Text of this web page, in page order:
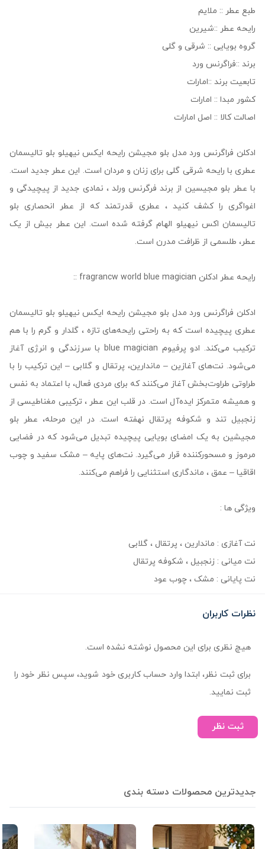
طبع عطر :: ملایم
رایحه عطر ::شیرین
گروه بویایی :: شرقی و گلی
برند ::فراگرنس ورد
تابعیت برند ::امارات
کشور مبدا :: امارات
اصالت کالا :: اصل امارات
ادکلن فراگرنس ورد مدل بلو مجیشن رایحه ایکس نیهیلو بلو تالیسمان
عطری با رایحه شرقی گلی برای زنان و مردان است. این عطر جدید است.
با عطر بلو مجیسین از برند فرگرنس ورلد ، نمادی جدید از پیچیدگی و
اغواگری را کشف کنید ، عطری قدرتمند که از عطر انحصاری بلو
تالیسمان اکس نیهیلو الهام گرفته شده است. این عطر بیش از یک
عطر، طلسمی از ظرافت مدرن است.
رایحه عطر ادکلن fragrancw world blue magician ::
ادکلن فراگرنس ورد مدل بلو مجیشن رایحه ایکس نیهیلو بلو تالیسمان
عطری پیچیده است که به راحتی رایحه‌های تازه ، گلدار و گرم را با هم
ترکیب می‌کند. ادو پرفیوم blue magician با سرزندگی و انرژی آغاز
می‌شود. نت‌های آغازین – ماندارین، پرتقال و گلابی – این ترکیب را با
طراوتی طراوت‌بخش آغاز می‌کنند که برای مردی فعال، با اعتماد به نفس
و همیشه متمرکز ایده‌آل است. در قلب این عطر ، ترکیبی مغناطیسی از
زنجبیل تند و شکوفه پرتقال نهفته است. در این مرحله، عطر بلو
مجیشین به یک امضای بویایی پیچیده تبدیل می‌شود که در فضایی
مرموز و مسحورکننده قرار می‌گیرد. نت‌های پایه – مشک سفید و چوب
اقاقیا – عمق ، ماندگاری استثنایی را فراهم می‌کنند.
ویژگی ها :
نت‌ آغازی : ماندارین ، پرتقال ، گلابی
نت‌ میانی : زنجبیل ، شکوفه پرتقال
نت‌ پایانی : مشک ، چوب عود
نظرات کاربران
هیچ نظری برای این محصول نوشته نشده است.
برای ثبت نظر، ابتدا وارد حساب کاربری خود شوید، سپس نظر خود را
ثبت نمایید.
ثبت نظر
جدیدترین محصولات دسته بندی